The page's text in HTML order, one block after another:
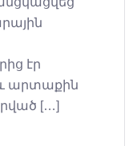
էր
արտաքին
[…]